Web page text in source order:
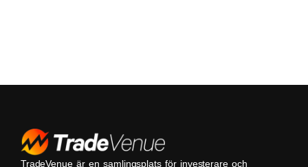
TradeVenue är en samlingsplats för investerare och